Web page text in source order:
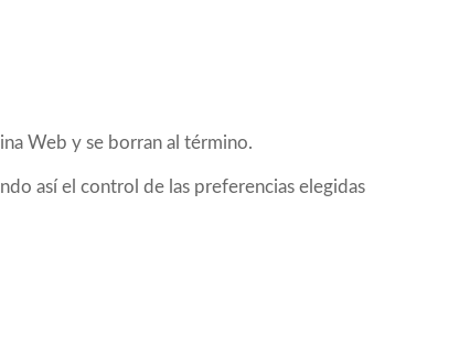
Web y se borran al término.
así el control de las preferencias elegidas